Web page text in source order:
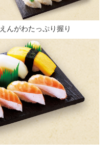
えんがわたっぷり握り